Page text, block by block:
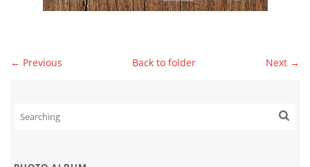
← Previous Next →
Back to folder